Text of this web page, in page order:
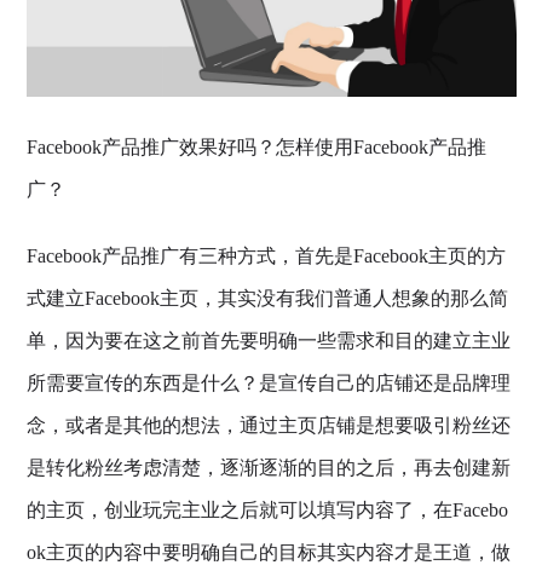
Facebook产品推广效果好吗？怎样使用Facebook产品推
广？
Facebook产品推广有三种方式，首先是Facebook主页的方
式建立Facebook主页，其实没有我们普通人想象的那么简
单，因为要在这之前首先要明确一些需求和目的建立主业
所需要宣传的东西是什么？是宣传自己的店铺还是品牌理
念，或者是其他的想法，通过主页店铺是想要吸引粉丝还
是转化粉丝考虑清楚，逐渐逐渐的目的之后，再去创建新
的主页，创业玩完主业之后就可以填写内容了，在Facebo
ok主页的内容中要明确自己的目标其实内容才是王道，做